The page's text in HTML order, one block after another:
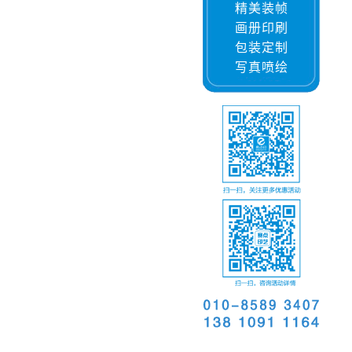
精美装帧
画册印刷
包装定制
写真喷绘